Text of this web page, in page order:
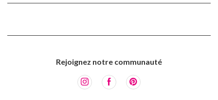
Rejoignez notre communauté